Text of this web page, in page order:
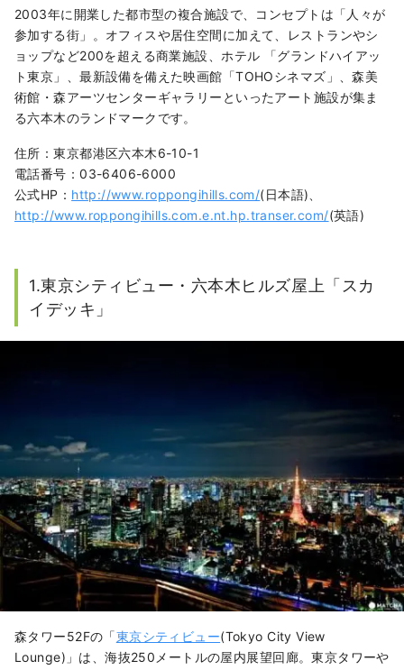
2003年に開業した都市型の複合施設で、コンセプトは「人々が
参加する街」。オフィスや居住空間に加えて、レストランやシ
ョップなど200を超える商業施設、ホテル 「グランドハイアッ
ト東京」、最新設備を備えた映画館「TOHOシネマズ」、森美
術館・森アーツセンターギャラリーといったアート施設が集ま
る六本木のランドマークです。
住所：東京都港区六本木6-10-1
電話番号：03-6406-6000
公式HP： http://www.roppongihills.com/(日本語)、
http://www.roppongihills.com.e.nt.hp.transer.com/(英語)
1.東京シティビュー・六本木ヒルズ屋上「スカ
イデッキ」
森タワー52Fの「東京シティビュー(Tokyo City View
Lounge)」は、海抜250メートルの屋内展望回廊。東京タワーや